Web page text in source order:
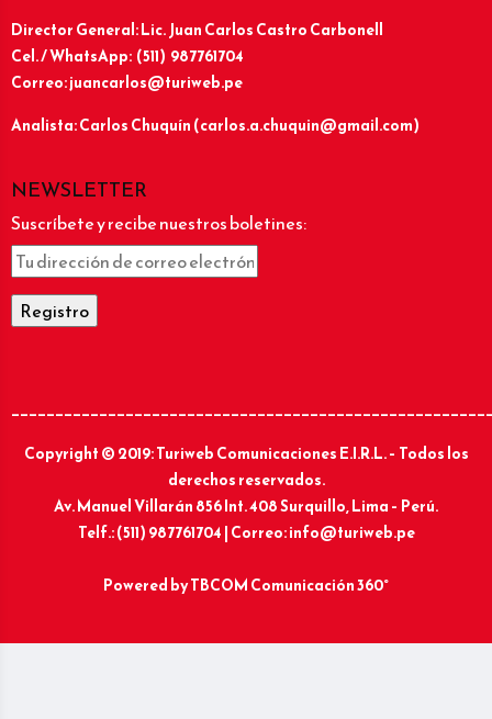
Director General: Lic.Juan Carlos Castro Carbonell
Cel. / WhatsApp: (511) 987761704
Correo: juancarlos@turiweb.pe
Analista: Carlos Chuquín (carlos.a.chuquin@gmail.com)
NEWSLETTER
Suscríbete y recibe nuestros boletines:
Copyright © 2019: Turiweb Comunicaciones E.I.R.L. – Todos los
derechos reservados.
Av. Manuel Villarán 856 Int. 408 Surquillo, Lima – Perú.
Telf.: (511) 987761704 | Correo: info@turiweb.pe
Powered byTBCOM Comunicación 360°